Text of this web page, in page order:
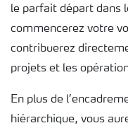
le parfait départ dans
commencerez votre
contribuerez
projets et les
En plus de
hiérarchique, vous